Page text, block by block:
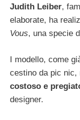
Judith Leiber,
elaborate, ha
Vous, una specie
I modello, come
cestino da pic nic,
costoso e
designer.